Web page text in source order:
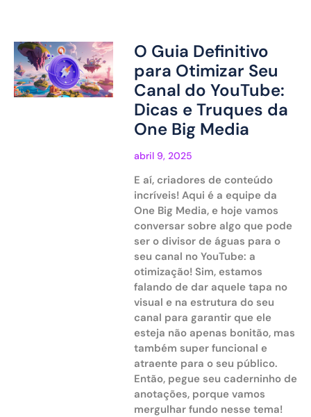
O Guia Definitivo
para Otimizar Seu
Canal do YouTube:
Dicas e Truques da
One Big Media
abril 9, 2025
E aí, criadores de conteúdo
incríveis! Aqui é a equipe da
One Big Media, e hoje vamos
conversar sobre algo que pode
ser o divisor de águas para o
seu canal no YouTube: a
otimização! Sim, estamos
falando de dar aquele tapa no
visual e na estrutura do seu
canal para garantir que ele
esteja não apenas bonitão, mas
também super funcional e
atraente para o seu público.
Então, pegue seu caderninho de
anotações, porque vamos
mergulhar fundo nesse tema!